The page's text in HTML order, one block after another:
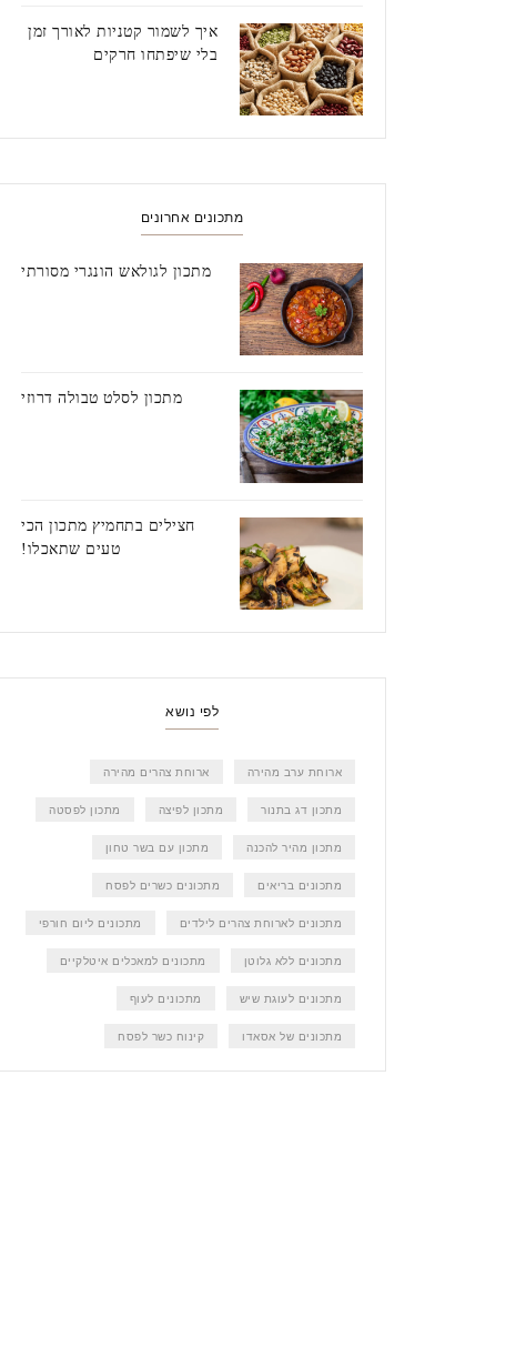
איך לשמור קטניות לאורך זמן
בלי שיפתחו חרקים
מתכונים אחרונים
מתכון לגולאש הונגרי מסורתי
מתכון לסלט טבולה דרוזי
חצילים בתחמיץ מתכון הכי
טעים שתאכלו!
לפי נושא
ארוחת ערב מהירה ארוחת צהרים מהירה
מתכון דג בתנור מתכון לפיצה מתכון לפסטה
מתכון מהיר להכנה מתכון עם בשר טחון
מתכונים בריאים מתכונים כשרים לפסח
מתכונים לארוחת צהרים לילדים מתכונים ליום חורפי
מתכונים ללא גלוטן מתכונים למאכלים איטלקיים
מתכונים לעוגת שיש מתכונים לעוף
מתכונים של אסאדו קינוח כשר לפסח